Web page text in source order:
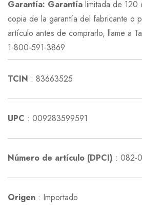
Garantía: Garantía limitada de 120
copia de la garantía del fabricante o
artículo antes de comprarlo, llame a
1-800-591-3869
TCIN : 83663525
UPC : 009283599591
Número de artículo (DPCI) : 082-
Origen : Importado